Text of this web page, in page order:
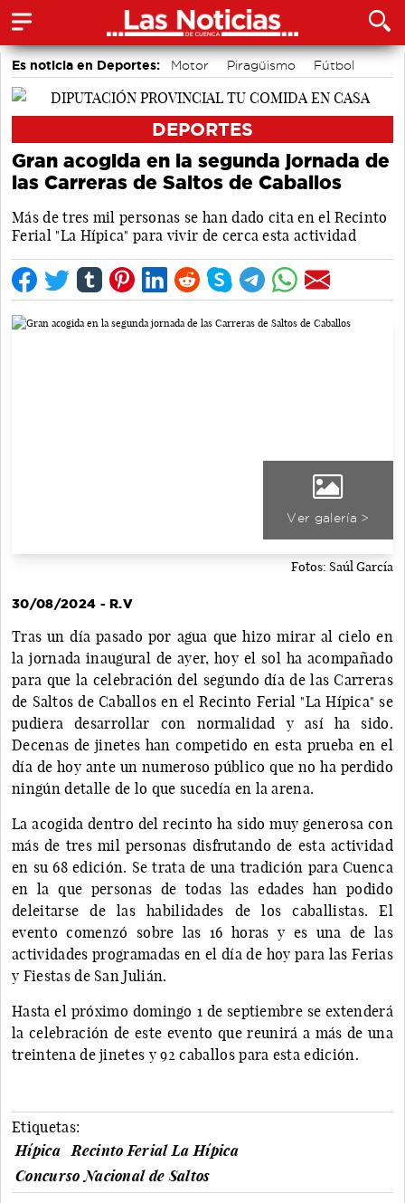
Es noticia en Deportes: Motor Piragüismo
Fútbol
Bádminton
Bolos conquenses
DEPORTES
Gran acogida en la segunda jornada de
las Carreras de Saltos de Caballos
Más de tres mil personas se han dado cita en el Recinto
Ferial "La Hípica" para vivir de cerca esta actividad
Ver galería >
Fotos: Saúl García
30/08/2024 - R.V
Tras un día pasado por agua que hizo mirar al cielo en
la jornada inaugural de ayer, hoy el sol ha acompañado
para que la celebración del segundo día de las Carreras
de Saltos de Caballos en el Recinto Ferial "La Hípica" se
pudiera desarrollar con normalidad y así ha sido.
Decenas de jinetes han competido en esta prueba en el
día de hoy ante un numeroso público que no ha perdido
ningún detalle de lo que sucedía en la arena.
La acogida dentro del recinto ha sido muy generosa con
más de tres mil personas disfrutando de esta actividad
en su 68 edición. Se trata de una tradición para Cuenca
en la que personas de todas las edades han podido
deleitarse de las habilidades de los caballistas. El
evento comenzó sobre las 16 horas y es una de las
actividades programadas en el día de hoy para las Ferias
y Fiestas de San Julián.
Hasta el próximo domingo 1 de septiembre se extenderá
la celebración de este evento que reunirá a más de una
treintena de jinetes y 92 caballos para esta edición.
Etiquetas:
Hípica
Recinto Ferial La Hípica
Concurso Nacional de Saltos